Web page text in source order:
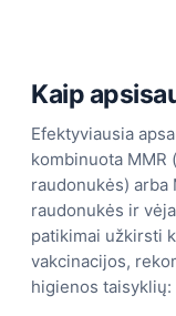
Kaip
Efektyviausia
kombinuota
raudonukės) arba
raudonukės ir
patikimai užkirsti
vakcinacijos,
higienos taisyklių: